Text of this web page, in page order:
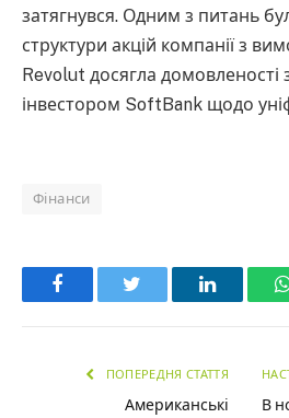
затягнувся. Одним з питань
структури акцій компанії з
Revolut досягла домовленості
інвестором SoftBank щодо
Фінанси
Facebook LinkedIn
ПОПЕРЕДНЯ СТАТТЯ
Американські
В